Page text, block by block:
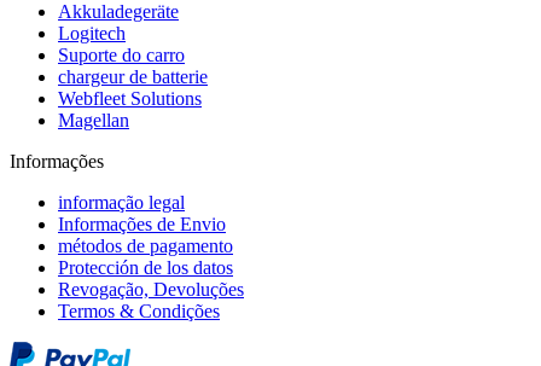
Akkuladegeräte
Logitech
Suporte do carro
chargeur de batterie
Webfleet Solutions
Magellan
Informações
informação legal
Informações de Envio
métodos de pagamento
Protección de los datos
Revogação, Devoluções
Termos & Condições